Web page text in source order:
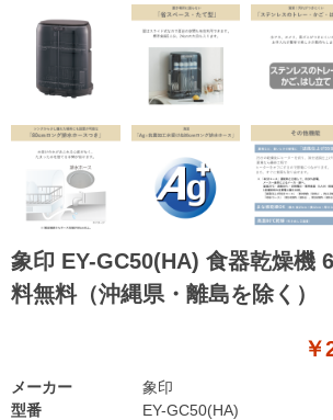
象印 EY-GC50(HA) 食器乾燥機
料無料（沖縄県・離島を除く）
￥
型番
EY-GC50(HA)
メーカー 象印